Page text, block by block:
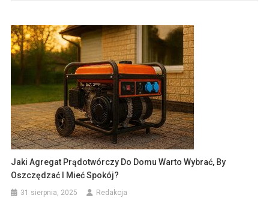
Jaki Agregat Prądotwórczy Do Domu Warto Wybrać, By
Oszczędzać I Mieć Spokój?
31 sierpnia, 2025 Redakcja